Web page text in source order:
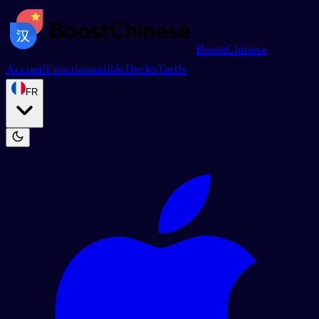
BoostChinese
AccueilFonctionnalitésDecksTarifs
FR